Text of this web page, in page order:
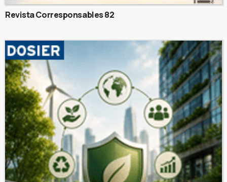
Revista Corresponsables 82